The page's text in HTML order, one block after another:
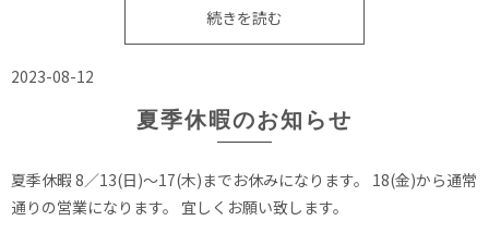
続きを読む
2023-08-12
夏季休暇のお知らせ
夏季休暇 8／13(日)〜17(木)までお休みになります。 18(金)から通常
通りの営業になります。 宜しくお願い致します。